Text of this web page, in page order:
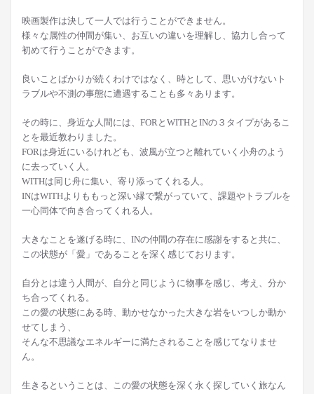
映画製作は決して一人では行うことができません。
様々な属性の仲間が集い、お互いの違いを理解し、協力し合って
初めて行うことができます。
良いことばかりが続くわけではなく、時として、思いがけないト
ラブルや不測の事態に遭遇することも多々あります。
その時に、身近な人間には、FORとWITHとINの３タイプがあるこ
とを最近教わりました。
FORは身近にいるけれども、波風が立つと離れていく小舟のよう
に去っていく人。
WITHは同じ舟に集い、寄り添ってくれる人。
INはWITHよりももっと深い縁で繋がっていて、課題やトラブルを
一心同体で向き合ってくれる人。
大きなことを遂げる時に、INの仲間の存在に感謝をすると共に、
この状態が「愛」であることを深く感じております。
自分とは違う人間が、自分と同じように物事を感じ、考え、分か
ち合ってくれる。
この愛の状態にある時、動かせなかった大きな岩をいつしか動か
せてしまう、
そんな不思議なエネルギーに満たされることを感じてなりませ
ん。
生きるということは、この愛の状態を深く永く探していく旅なん